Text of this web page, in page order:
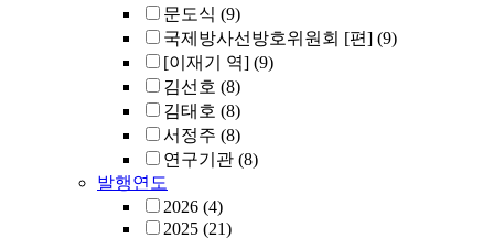
문도식 (9)
국제방사선방호위원회 [편] (9)
[이재기 역] (9)
김선호 (8)
김태호 (8)
서정주 (8)
연구기관 (8)
발행연도
2026 (4)
2025 (21)